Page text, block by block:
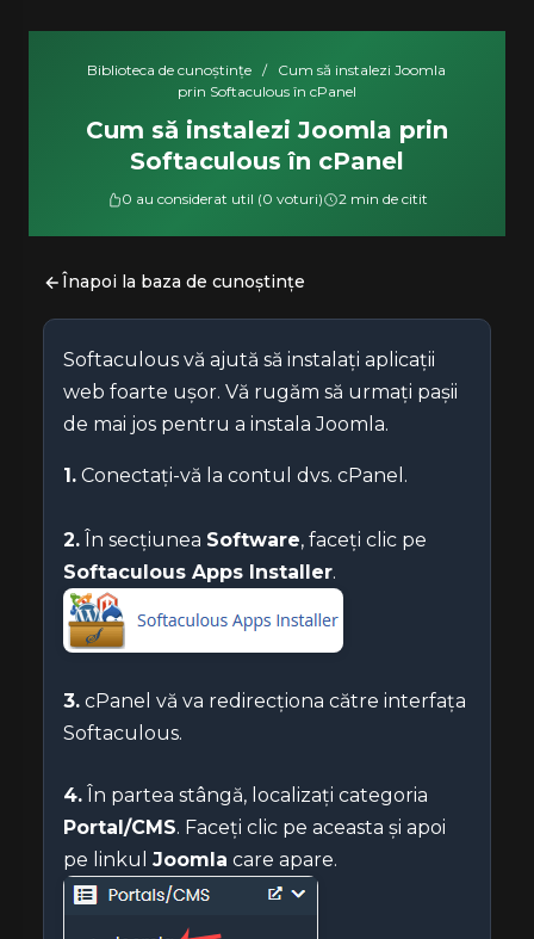
Biblioteca de cunoștințe /
Cum să instalezi Joomla
prin Softaculous în cPanel
Cum să instalezi Joomla prin
Softaculous în cPanel
0 au considerat util (0 voturi) 2 min de citit
Înapoi la baza de cunoștințe
Softaculous vă ajută să instalați aplicații
web foarte ușor. Vă rugăm să urmați pașii
de mai jos pentru a instala Joomla.
1. Conectați-vă la contul dvs. cPanel.
2. În secțiunea Software, faceți clic pe
Softaculous Apps Installer.
3. cPanel vă va redirecționa către interfața
Softaculous.
4. În partea stângă, localizați categoria
Portal/CMS. Faceți clic pe aceasta și apoi
pe linkul Joomla care apare.